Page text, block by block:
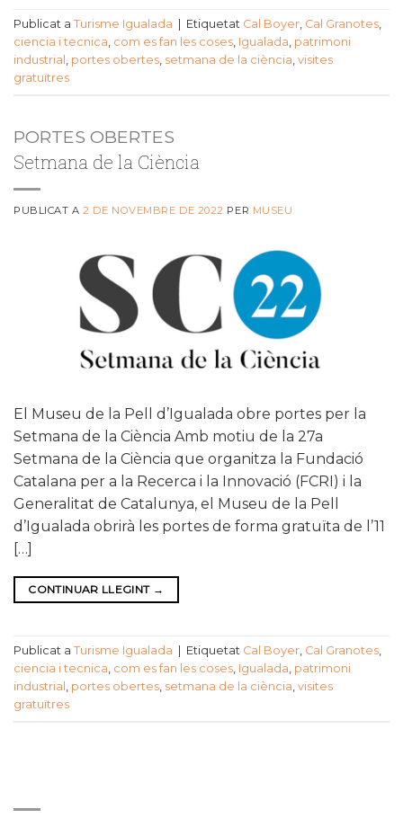
Publicat a Turisme Igualada Etiquetat Cal Boyer, Cal Granotes,
ciencia i tecnica, com es fan les coses, Igualada, patrimoni
industrial , portes obertes, setmana de la ciència, visites
gratuïtres
PORTES OBERTES
Setmana de la Ciència
PUBLICAT A2 DE NOVEMBRE DE 2022 PER MUSEU
El Museu de la Pell d’Igualada obre portes per la
Setmana de la Ciència Amb motiu de la 27a
Setmana de la Ciència que organitza la Fundació
Catalana per a la Recerca i la Innovació (FCRI) i la
Generalitat de Catalunya, el Museu de la Pell
d’Igualada obrirà les portes de forma gratuïta de l’11
[…]
CONTINUAR LLEGINT →
Publicat a Turisme Igualada Etiquetat Cal Boyer, Cal Granotes,
ciencia i tecnica, com es fan les coses, Igualada, patrimoni
industrial , portes obertes, setmana de la ciència, visites
gratuïtres